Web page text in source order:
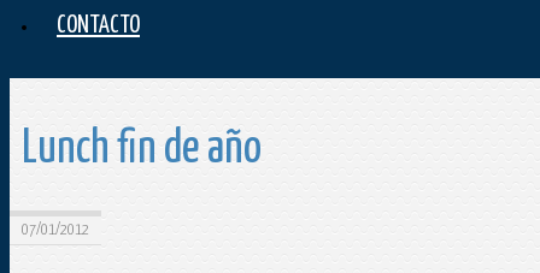
CONTACTO
Lunch fin de año
07/01/2012